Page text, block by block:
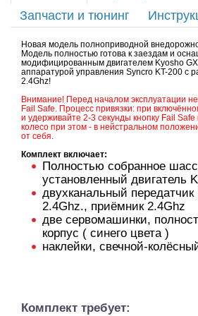
Оптовая продажа запчастей для
Запчасти и тюнинг
Новая модель полноприводной
Модель полностью готова к заездам и
модифицированным двигателем Kyosho
аппаратурой управления Syncro KT-200 с
2.4Ghz!
Внимание! Перед началом эксплуатации
Fail Safe. Процесс привязки: при
и удерживайте 2-3 секунды кнопку Fail
колесо при этом - в нейстральном
от себя.
Комплект включает:
Полностью собранное
установленный двигатель
двухканальный
2.4Ghz., приёмник 2.4Ghz
две сервомашинки,
корпус ( синего цвета )
наклейки, свечной-
Комплект требует: